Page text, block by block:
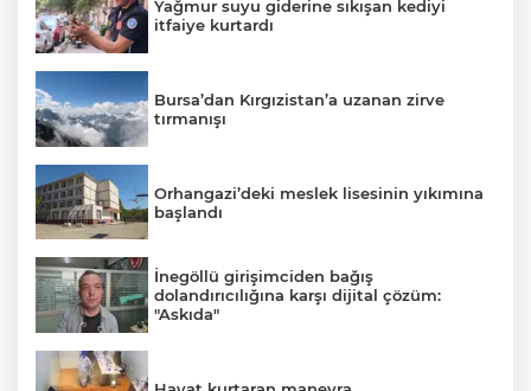
Yağmur suyu giderine sıkışan kediyi
itfaiye kurtardı
Bursa’dan Kırgızistan’a uzanan zirve
tırmanışı
Orhangazi’deki meslek lisesinin yıkımına
başlandı
İnegöllü girişimciden bağış
dolandırıcılığına karşı dijital çözüm:
"Askıda"